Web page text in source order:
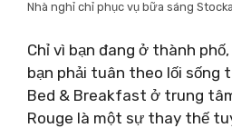
Nhà nghỉ chỉ phục vụ bữa sáng
Chỉ vì bạn đang ở thành
bạn phải tuân theo lối sống
Bed & Breakfast ở trung
Rouge là một sự thay thế